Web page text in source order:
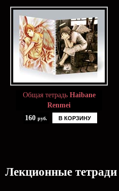
Общая тетрадь Haibane
Renmei
160 руб. В КОРЗИНУ
Лекционные тетради